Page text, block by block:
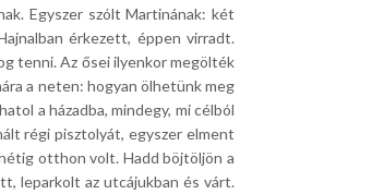
Egyszer szólt Martinának: két
érkezett, éppen virradt.
tenni.Az ősei ilyenkor megölték
a neten: hogyan ölhetünk meg
a házadba, mindegy, mi célból
régi pisztolyát, egyszer elment
otthon volt. Hadd böjtöljön a
leparkolt az utcájukban és várt.